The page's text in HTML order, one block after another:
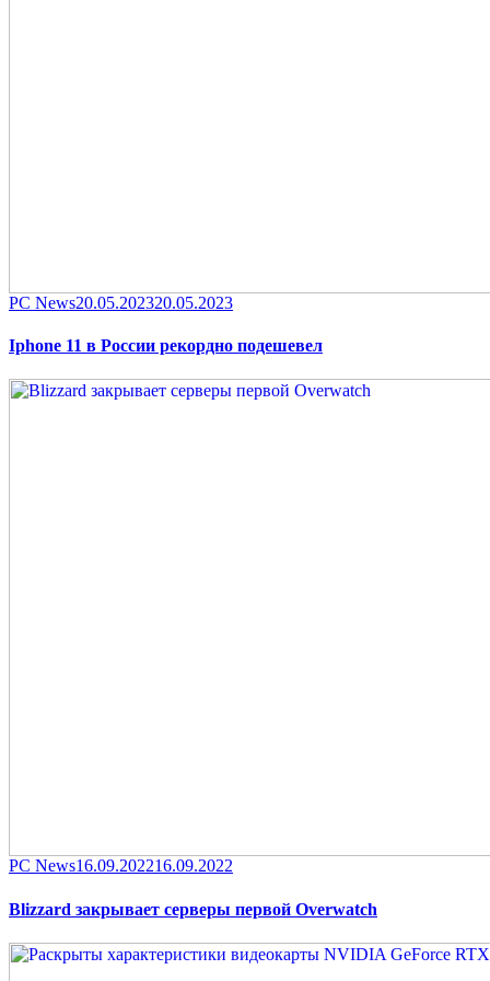
Category
PC NewsPosted
20.05.202320.05.2023
Iphone 11 в России рекордно подешевел
Category
PC NewsPosted
16.09.202216.09.2022
Blizzard закрывает серверы первой Overwatch